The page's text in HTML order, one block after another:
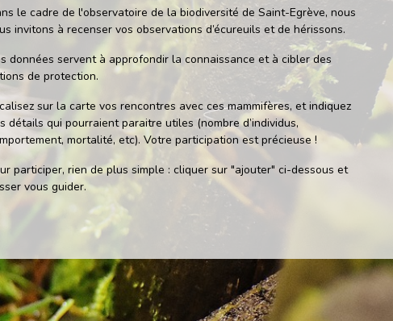
le cadre de l'observatoire de la biodiversité de Saint-Egrève, nous
invitons à recenser vos observations d’écureuils et de hérissons.
données servent à approfondir la connaissance et à cibler des
de protection.
sur la carte vos rencontres avec ces mammifères, et indiquez
détails qui pourraient paraitre utiles (nombre d’individus,
mortalité, etc). Votre participation est précieuse !
participer, rien de plus simple : cliquer sur "ajouter" ci-dessous et
vous guider.